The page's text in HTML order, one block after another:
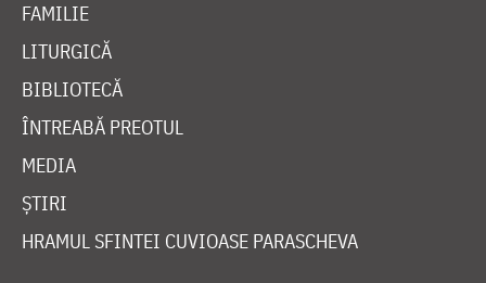
FAMILIE
LITURGICĂ
BIBLIOTECĂ
ÎNTREABĂ PREOTUL
MEDIA
ȘTIRI
HRAMUL SFINTEI CUVIOASE PARASCHEVA